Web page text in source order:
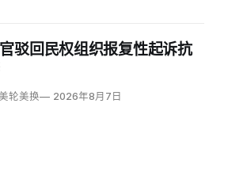
驳回民权组织报复性起诉抗
轮美换 2026年8月7日